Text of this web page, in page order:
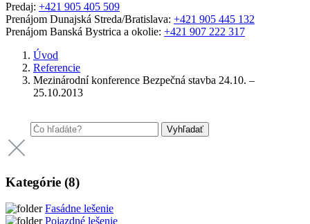
Predaj: +421 905 405 509
Prenájom Dunajská Streda/Bratislava: +421 905 445 132
Prenájom Banská Bystrica a okolie: +421 907 222 317
Úvod
Referencie
Mezinárodní konference Bezpečná stavba 24.10. –
25.10.2013
Vyhľadať
Kategórie (8)
Fasádne lešenie
Pojazdné lešenie